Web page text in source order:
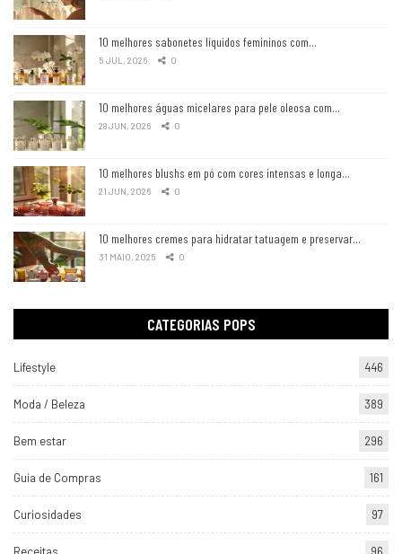
10 melhores sabonetes líquidos femininos com…
5 JUL, 2026 0
10 melhores águas micelares para pele oleosa com…
28 JUN, 2026 0
10 melhores blushs em pó com cores intensas e longa…
21 JUN, 2026 0
10 melhores cremes para hidratar tatuagem e preservar…
31 MAIO, 2026 0
CATEGORIAS POPS
Lifestyle 446
Moda / Beleza 389
Bem estar 296
Guia de Compras 161
Curiosidades 97